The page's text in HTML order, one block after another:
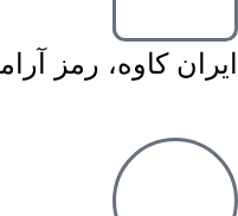
ایران کاوه، رمز